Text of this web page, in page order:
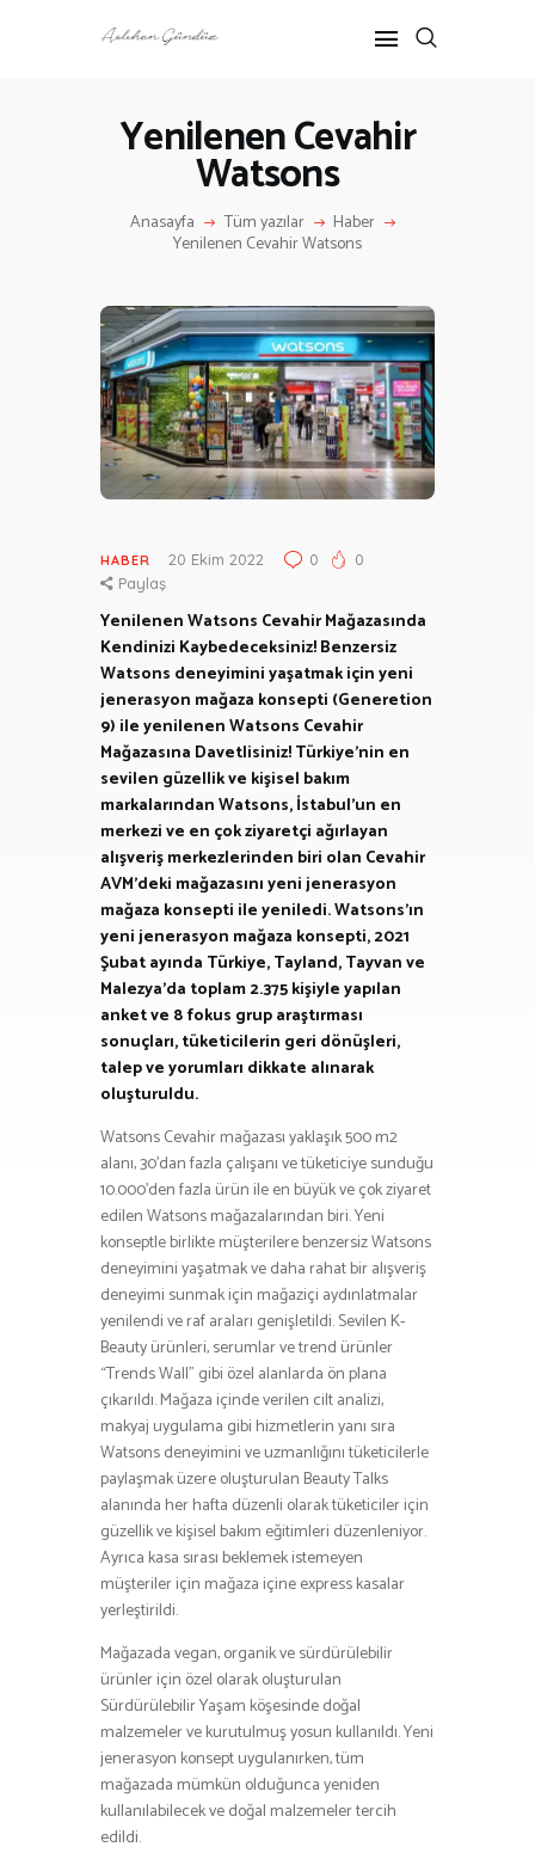
Yenilenen Cevahir
Watsons
Anasayfa Tüm yazılar Haber
Yenilenen Cevahir Watsons
ANASAYFA
ANNE-ÇOCUK
HAKKIMDA
İLETIŞIM
HABER 20 Ekim 2022 0
0
Paylaş
Yenilenen Watsons Cevahir Mağazasında
Kendinizi Kaybedeceksiniz! Benzersiz
Watsons deneyimini yaşatmak için yeni
jenerasyon mağaza konsepti (Generetion
9) ile yenilenen Watsons Cevahir
Mağazasına Davetlisiniz! Türkiye’nin en
sevilen güzellik ve kişisel bakım
markalarından Watsons, İstabul’un en
merkezi ve en çok ziyaretçi ağırlayan
alışveriş merkezlerinden biri olan Cevahir
AVM’deki mağazasını yeni jenerasyon
mağaza konsepti ile yeniledi. Watsons’ın
yeni jenerasyon mağaza konsepti, 2021
Şubat ayında Türkiye, Tayland, Tayvan ve
Malezya’da toplam 2.375 kişiyle yapılan
anket ve 8 fokus grup araştırması
sonuçları, tüketicilerin geri dönüşleri,
talep ve yorumları dikkate alınarak
oluşturuldu.
Watsons Cevahir mağazası yaklaşık 500 m2
alanı, 30’dan fazla çalışanı ve tüketiciye sunduğu
10.000’den fazla ürün ile en büyük ve çok ziyaret
edilen Watsons mağazalarından biri. Yeni
konseptle birlikte müşterilere benzersiz Watsons
deneyimini yaşatmak ve daha rahat bir alışveriş
deneyimi sunmak için mağaziçi aydınlatmalar
yenilendi ve raf araları genişletildi. Sevilen K-
Beauty ürünleri, serumlar ve trend ürünler
“Trends Wall” gibi özel alanlarda ön plana
çıkarıldı. Mağaza içinde verilen cilt analizi,
makyaj uygulama gibi hizmetlerin yanı sıra
Watsons deneyimini ve uzmanlığını tüketicilerle
paylaşmak üzere oluşturulan Beauty Talks
alanında her hafta düzenli olarak tüketiciler için
güzellik ve kişisel bakım eğitimleri düzenleniyor.
Ayrıca kasa sırası beklemek istemeyen
müşteriler için mağaza içine express kasalar
yerleştirildi.
Mağazada vegan, organik ve sürdürülebilir
ürünler için özel olarak oluşturulan
Sürdürülebilir Yaşam köşesinde doğal
malzemeler ve kurutulmuş yosun kullanıldı. Yeni
jenerasyon konsept uygulanırken, tüm
mağazada mümkün olduğunca yeniden
kullanılabilecek ve doğal malzemeler tercih
edildi.